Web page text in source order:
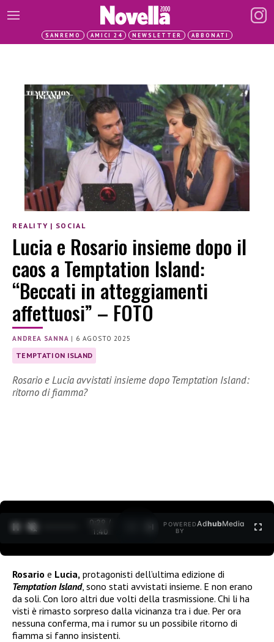
SANREMO AMICI 24 NEWSLETTER ABBONATI
REALITY | SOCIAL
Lucia e Rosario insieme dopo il
caos a Temptation Island:
“Beccati in atteggiamenti
affettuosi” – FOTO
ANDREA SANNA | 6 AGOSTO 2025
TEMPTATION ISLAND
Rosario e Lucia avvistati insieme dopo Temptation Island:
ritorno di fiamma?
0:30 /
1:40
POWERED
BY
AdhubMedia
Rosario e Lucia, protagonisti dell’ultima edizione di
Temptation Island, sono stati avvistati insieme. E non erano
da soli. Con loro altri due volti della trasmissione. Chi li ha
visti è rimasto sorpreso dalla vicinanza tra i due. Per ora
nessuna conferma, ma i rumor su un possibile ritorno di
fiamma si fanno insistenti.